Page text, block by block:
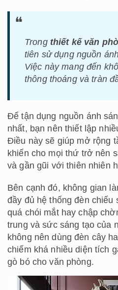
Trong thiết kế văn
tiên sử dụng nguồn
Việc này mang đến
thông thoáng và tràn
Để tận dụng nguồn ánh
nhất, bạn nên thiết lập
Điều này sẽ giúp mở rộng
khiến cho mọi thứ trở nên
và gần gũi với thiên nhiên
Bên cạnh đó, không gian
đầy đủ hệ thống đèn chiếu
quá chói mắt hay chập
trung và sức sáng tạo của
không nên dùng đèn cây
chiếm khá nhiều diện tích
gò bó cho văn phòng.